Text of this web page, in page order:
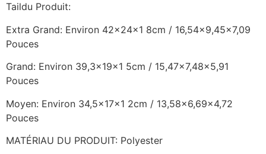
Taildu Produit:
Extra Grand: Environ 42x24x1 8cm / 16,54×9,45×7,09
Pouces
Grand: Environ 39,3x19x1 5cm / 15,47×7,48×5,91
Pouces
Moyen: Environ 34,5x17x1 2cm / 13,58×6,69×4,72
Pouces
MATÉRIAU DU PRODUIT: Polyester